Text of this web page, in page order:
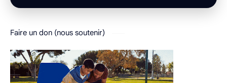
Faire un don (nous soutenir)